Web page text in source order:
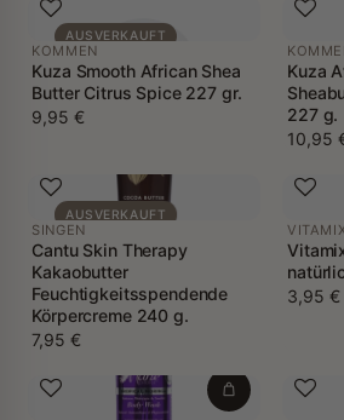
AUSVERKAUFT
KOMMEN
Kuza Smooth African Shea
Butter Citrus Spice 227 gr.
9,95 €
Kuza
227 g.
10,95
AUSVERKAUFT
SINGEN
Cantu Skin Therapy
Kakaobutter
Feuchtigkeitsspendende
Körpercreme 240 g.
7,95 €
3,95 €